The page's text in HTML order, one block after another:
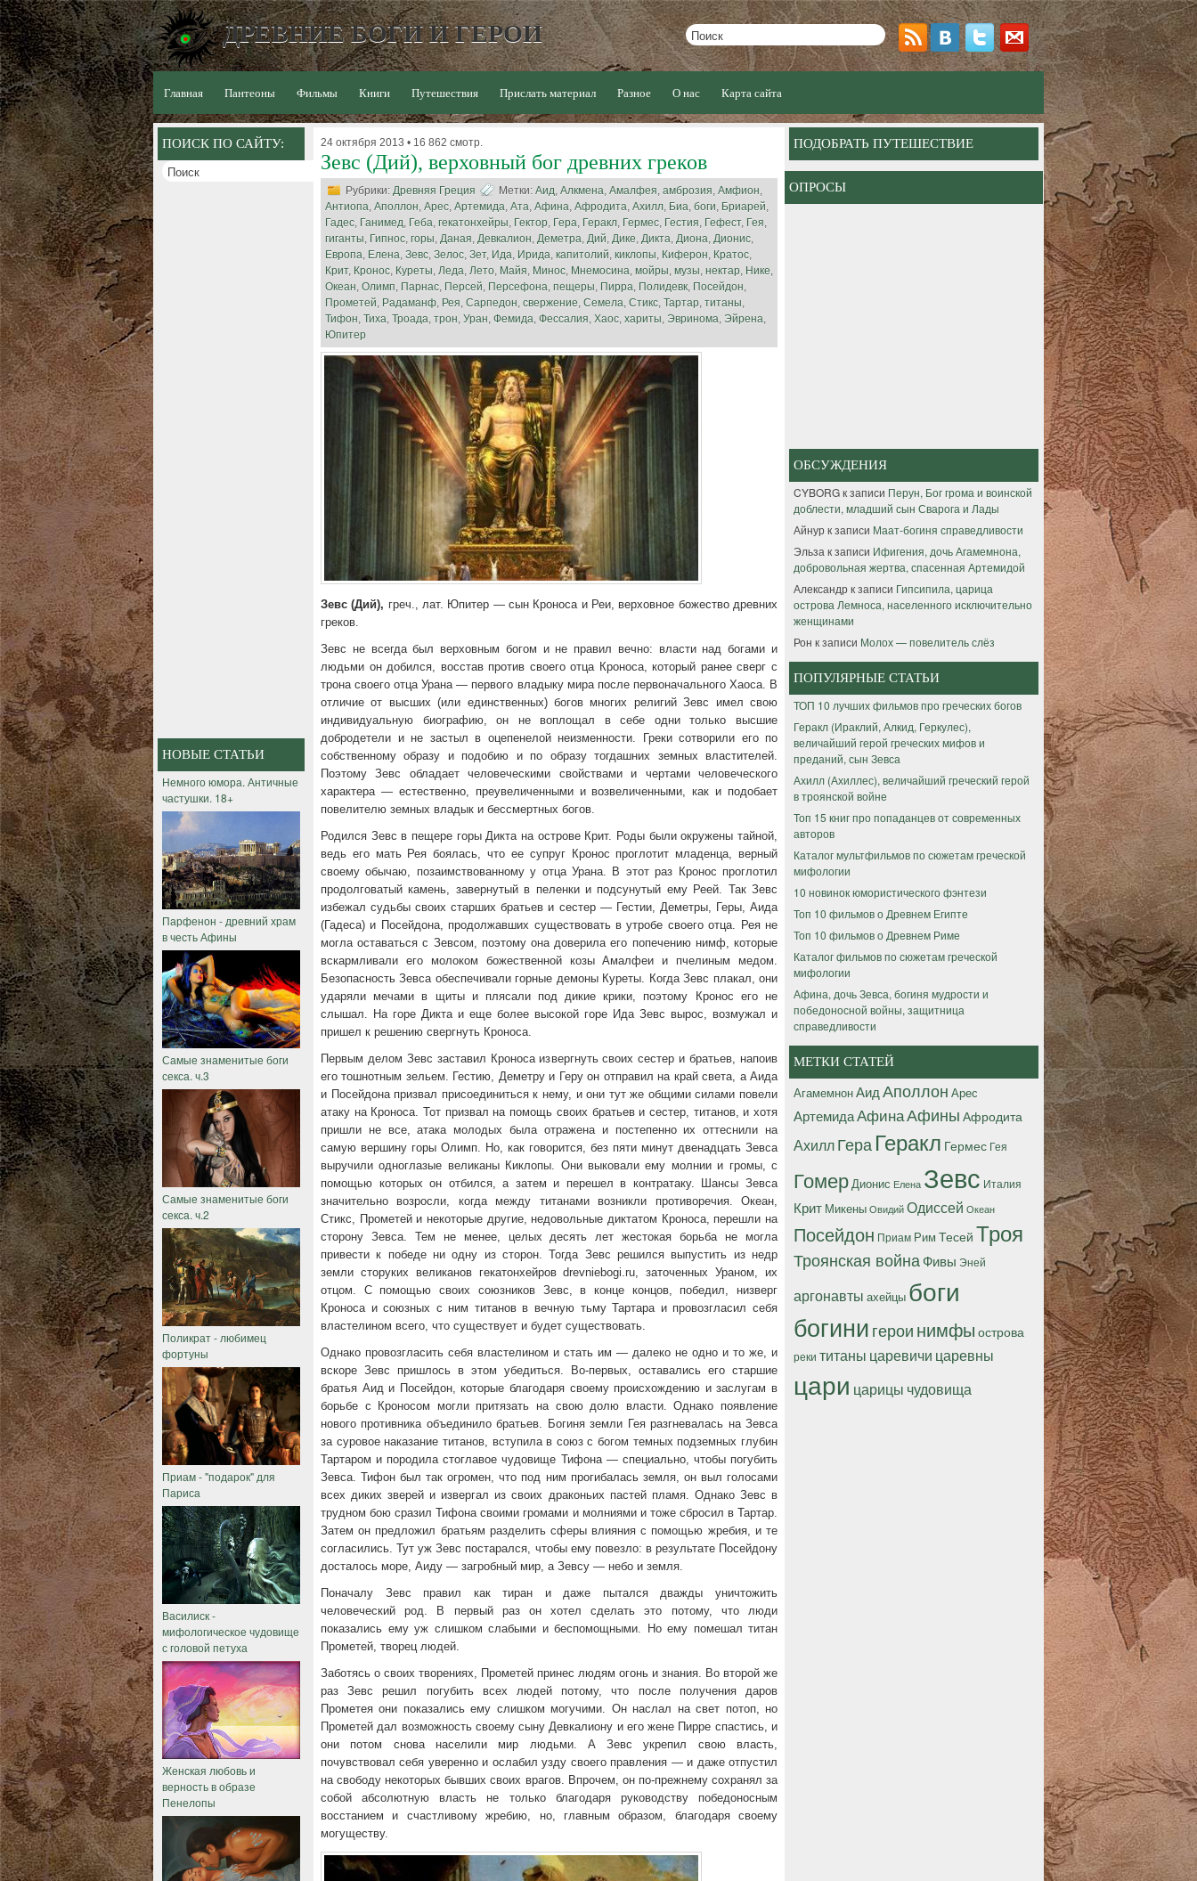
ДРЕВНИЕ БОГИ И ГЕРОИ
Главная Пантеоны Фильмы Книги Путешествия Прислать материал Разное О нас Карта сайта
ПОИСК ПО САЙТУ:
НОВЫЕ СТАТЬИ
Немного юмора. Античные
частушки. 18+
Парфенон - древний храм
в честь Афины
Самые знаменитые боги
секса. ч.3
Самые знаменитые боги
секса. ч.2
Поликрат - любимец
фортуны
Приам - "подарок" для
Париса
Василиск -
мифологическое чудовище
с головой петуха
Женская любовь и
верность в образе
Пенелопы
24 октября 2013 • 16 862 смотр.
Зевс (Дий), верховный бог древних греков
Рубрики: Древняя Греция Метки: Аид, Алкмена, Амалфея, амброзия, Амфион,
Антиопа, Аполлон, Арес, Артемида, Ата, Афина, Афродита, Ахилл, Биа, боги, Бриарей,
Гадес, Ганимед, Геба, гекатонхейры, Гектор, Гера, Геракл, Гермес, Гестия, Гефест, Гея,
гиганты, Гипнос, горы, Даная, Девкалион, Деметра, Дий, Дике, Дикта, Диона, Дионис,
Европа, Елена, Зевс, Зелос, Зет, Ида, Ирида, капитолий, киклопы, Киферон, Кратос,
Крит, Кронос, Куреты, Леда, Лето, Майя, Минос, Мнемосина, мойры, музы, нектар, Нике,
Океан, Олимп, Парнас, Персей, Персефона, пещеры, Пирра, Полидевк, Посейдон,
Прометей, Радаманф, Рея, Сарпедон, свержение, Семела, Стикс, Тартар, титаны,
Тифон, Тиха, Троада, трон, Уран, Фемида, Фессалия, Хаос, хариты, Эвринома, Эйрена,
Юпитер
Зевс (Дий), греч., лат. Юпитер — сын Кроноса и Реи, верховное божество древних
греков.
Зевс не всегда был верховным богом и не правил вечно: власти над богами и
людьми он добился, восстав против своего отца Кроноса, который ранее сверг с
трона своего отца Урана — первого владыку мира после первоначального Хаоса. В
отличие от высших (или единственных) богов многих религий Зевс имел свою
индивидуальную биографию, он не воплощал в себе одни только высшие
добродетели и не застыл в оцепенелой неизменности. Греки сотворили его по
собственному образу и подобию и по образу тогдашних земных властителей.
Поэтому Зевс обладает человеческими свойствами и чертами человеческого
характера — естественно, преувеличенными и возвеличенными, как и подобает
повелителю земных владык и бессмертных богов.
Родился Зевс в пещере горы Дикта на острове Крит. Роды были окружены тайной,
ведь его мать Рея боялась, что ее супруг Кронос проглотит младенца, верный
своему обычаю, позаимствованному у отца Урана. В этот раз Кронос проглотил
продолговатый камень, завернутый в пеленки и подсунутый ему Реей. Так Зевс
избежал судьбы своих старших братьев и сестер — Гестии, Деметры, Геры, Аида
(Гадеса) и Посейдона, продолжавших существовать в утробе своего отца. Рея не
могла оставаться с Зевсом, поэтому она доверила его попечению нимф, которые
вскармливали его молоком божественной козы Амалфеи и пчелиным медом.
Безопасность Зевса обеспечивали горные демоны Куреты. Когда Зевс плакал, они
ударяли мечами в щиты и плясали под дикие крики, поэтому Кронос его не
слышал. На горе Дикта и еще более высокой горе Ида Зевс вырос, возмужал и
пришел к решению свергнуть Кроноса.
Первым делом Зевс заставил Кроноса извергнуть своих сестер и братьев, напоив
его тошнотным зельем. Гестию, Деметру и Геру он отправил на край света, а Аида
и Посейдона призвал присоединиться к нему, и они тут же общими силами повели
атаку на Кроноса. Тот призвал на помощь своих братьев и сестер, титанов, и хотя
пришли не все, атака молодых была отражена и постепенно их оттеснили на
самую вершину горы Олимп. Но, как говорится, без пяти минут двенадцать Зевса
выручили одноглазые великаны Киклопы. Они выковали ему молнии и громы, с
помощью которых он отбился, а затем и перешел в контратаку. Шансы Зевса
значительно возросли, когда между титанами возникли противоречия. Океан,
Стикс, Прометей и некоторые другие, недовольные диктатом Кроноса, перешли на
сторону Зевса. Тем не менее, целых десять лет жестокая борьба не могла
привести к победе ни одну из сторон. Тогда Зевс решился выпустить из недр
земли сторуких великанов гекатонхейров drevniebogi.ru, заточенных Ураном, их
отцом. С помощью своих союзников Зевс, в конце концов, победил, низверг
Кроноса и союзных с ним титанов в вечную тьму Тартара и провозгласил себя
властелином всего, что существует и будет существовать.
Однако провозгласить себя властелином и стать им — далеко не одно и то же, и
вскоре Зевс пришлось в этом убедиться. Во-первых, оставались его старшие
братья Аид и Посейдон, которые благодаря своему происхождению и заслугам в
борьбе с Кроносом могли притязать на свою долю власти. Однако появление
нового противника объединило братьев. Богиня земли Гея разгневалась на Зевса
за суровое наказание титанов, вступила в союз с богом темных подземных глубин
Тартаром и породила стоглавое чудовище Тифона — специально, чтобы погубить
Зевса. Тифон был так огромен, что под ним прогибалась земля, он выл голосами
всех диких зверей и извергал из своих драконьих пастей пламя. Однако Зевс в
трудном бою сразил Тифона своими громами и молниями и тоже сбросил в Тартар.
Затем он предложил братьям разделить сферы влияния с помощью жребия, и те
согласились. Тут уж Зевс постарался, чтобы ему повезло: в результате Посейдону
досталось море, Аиду — загробный мир, а Зевсу — небо и земля.
Поначалу Зевс правил как тиран и даже пытался дважды уничтожить
человеческий род. В первый раз он хотел сделать это потому, что люди
показались ему уж слишком слабыми и беспомощными. Но ему помешал титан
Прометей, творец людей.
Заботясь о своих творениях, Прометей принес людям огонь и знания. Во второй же
раз Зевс решил погубить всех людей потому, что после получения даров
Прометея они показались ему слишком могучими. Он наслал на свет потоп, но
Прометей дал возможность своему сыну Девкалиону и его жене Пирре спастись, и
они потом снова населили мир людьми. А Зевс укрепил свою власть,
почувствовал себя уверенно и ослабил узду своего правления — и даже отпустил
на свободу некоторых бывших своих врагов. Впрочем, он по-прежнему сохранял за
собой абсолютную власть не только благодаря руководству победоносным
восстанием и счастливому жребию, но, главным образом, благодаря своему
могуществу.
ПОДОБРАТЬ ПУТЕШЕСТВИЕ
ОПРОСЫ
ОБСУЖДЕНИЯ
CYBORGк записи Перун, Бог грома и воинской
доблести, младший сын Сварога и Лады
Айнурк записи Маат-богиня справедливости
Эльза к записи Ифигения, дочь Агамемнона,
добровольная жертва, спасенная Артемидой
Александрк записи Гипсипила, царица
острова Лемноса, населенного исключительно
женщинами
Рон к записи Молох — повелитель слёз
ПОПУЛЯРНЫЕ СТАТЬИ
ТОП 10 лучших фильмов про греческих богов
Геракл (Ираклий, Алкид, Геркулес),
величайший герой греческих мифов и
преданий, сын Зевса
Ахилл (Ахиллес), величайший греческий герой
в троянской войне
Топ 15 книг про попаданцев от современных
авторов
Каталог мультфильмов по сюжетам греческой
мифологии
10 новинок юмористического фэнтези
Топ 10 фильмов о Древнем Египте
Топ 10 фильмов о Древнем Риме
Каталог фильмов по сюжетам греческой
мифологии
Афина, дочь Зевса, богиня мудрости и
победоносной войны, защитница
справедливости
МЕТКИ СТАТЕЙ
АгамемнонАидАполлон Арес
АртемидаАфинаАфины Афродита
АхиллГера Геракл Гермес Гея
ГомерДионис Елена Зевс Италия
Крит Микены Овидий Одиссей Океан
Посейдон Приам Рим Тесей Троя
Троянская войнаФивы Эней
аргонавты ахейцы боги
богинигероинимфы острова
реки титаны царевичи царевны
цари царицы чудовища